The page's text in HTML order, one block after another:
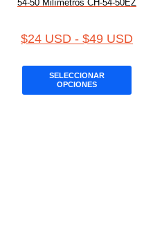
54-50 Milímetros CH-54-50EZ
$24 USD - $49 USD
SELECCIONAR
OPCIONES